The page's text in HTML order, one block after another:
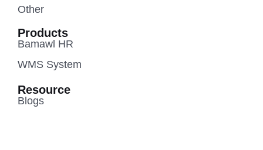
Other
Products
Bamawl HR
WMS System
Resource
Blogs